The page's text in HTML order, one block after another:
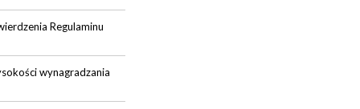
Regulaminu
wynagradzania